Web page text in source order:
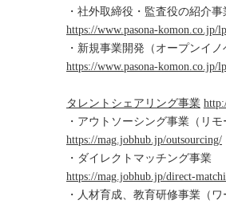
・社外取締役・監査役の紹介事
https://www.pasona-komon.co.jp/
・新規事業開発（オープンイ
https://www.pasona-komon.co.jp/
タレントシェアリング事業
・アウトソーシング事業（リ
https://mag.jobhub.jp/outsourcing/
・ダイレクトマッチング事業
https://mag.jobhub.jp/direct-
・人材育成、教育研修事業（ワ